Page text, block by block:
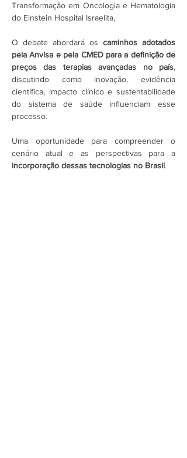
Transformação em Oncologia e Hematologia
do Einstein Hospital Israelita,
O debate abordará os caminhos adotados
pela Anvisa e pela CMED para a definição de
preços das terapias avançadas no país,
discutindo como inovação, evidência
científica, impacto clínico e sustentabilidade
do sistema de saúde influenciam esse
processo.
Uma oportunidade para compreender o
incorporação dessas tecnologias no Brasil.